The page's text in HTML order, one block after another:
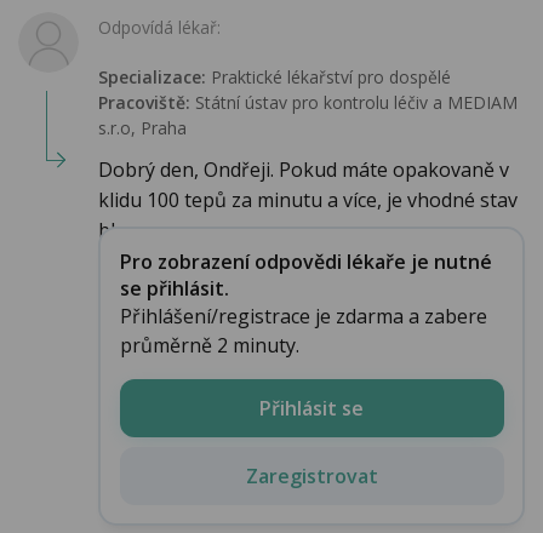
Odpovídá lékař:
Specializace: Praktické lékařství pro dospělé
Pracoviště: Státní ústav pro kontrolu léčiv a MEDIAM
s.r.o, Praha
Dobrý den, Ondřeji. Pokud máte opakovaně v
klidu 100 tepů za minutu a více, je vhodné stav
bl...
Pro zobrazení odpovědi lékaře je nutné
se přihlásit.
Přihlášení/registrace je zdarma a zabere
průměrně 2 minuty.
Přihlásit se
Zaregistrovat